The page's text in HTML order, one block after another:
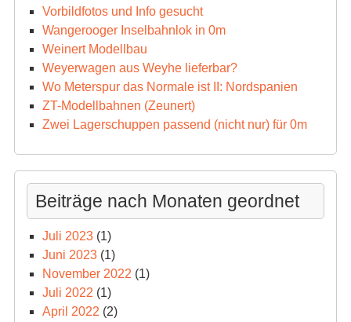
Vorbildfotos und Info gesucht
Wangerooger Inselbahnlok in 0m
Weinert Modellbau
Weyerwagen aus Weyhe lieferbar?
Wo Meterspur das Normale ist II: Nordspanien
ZT-Modellbahnen (Zeunert)
Zwei Lagerschuppen passend (nicht nur) für 0m
Beiträge nach Monaten geordnet
Juli 2023(1)
Juni 2023(1)
November 2022 (1)
Juli 2022 (1)
April 2022 (2)